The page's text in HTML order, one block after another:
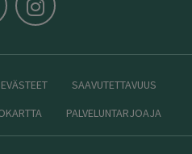
EVÄSTEET
SAAVUTETTAVUUS
PALVELUNTARJOAJA